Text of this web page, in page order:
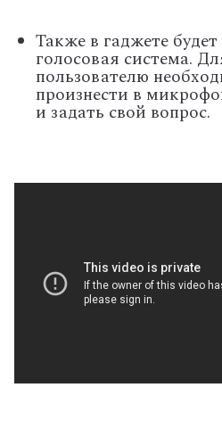
Также в гаджете
голосовая система.
пользователю
произнести в
и задать свой вопрос.